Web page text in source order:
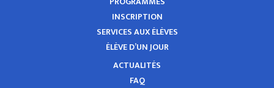
INSCRIPTION
SERVICES AUX ÉLÈVES
ÉLÈVE D’UN JOUR
ACTUALITÉS
FAQ